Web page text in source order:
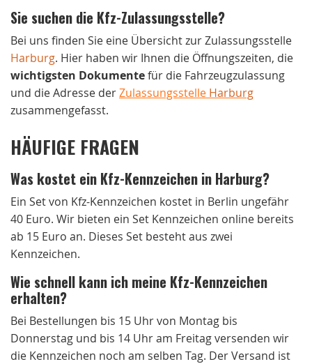
Sie suchen die Kfz-Zulassungsstelle?
Bei uns finden Sie eine Übersicht zur Zulassungsstelle
Harburg. Hier haben wir Ihnen die Öffnungszeiten, die
wichtigsten Dokumentefür die Fahrzeugzulassung
und die Adresse derZulassungsstelle Harburg
zusammengefasst.
HÄUFIGE FRAGEN
Was kostet ein Kfz-Kennzeichen in Harburg?
Ein Set von Kfz-Kennzeichen kostet in Berlin ungefähr
40 Euro. Wir bieten ein Set Kennzeichen online bereits
ab 15 Euro an. Dieses Set besteht aus zwei
Kennzeichen.
Wie schnell kann ich meine Kfz-Kennzeichen
erhalten?
Bei Bestellungen bis 15 Uhr von Montag bis
Donnerstag und bis 14 Uhr am Freitag versenden wir
die Kennzeichen noch am selben Tag. Der Versand ist